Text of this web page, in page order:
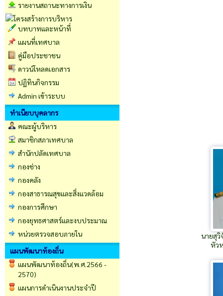
รายงานสถานะทางการเงิน
บทบาทและหน้าที่
แผนที่เทศบาล
คู่มือประชาชน
ดาวน์โหลดเอกสาร
ปฏิทินกิจกรรม
Admin เข้าระบบ
ทำเนียบบุคลากร
คณะผู้บริหาร
สมาชิกสภาเทศบาล
สำนักปลัดเทศบาล
กองช่าง
กองคลัง
กองสาธารณสุขและสิ่งแวดล้อม
กองการศึกษา
กองยุทธศาสตร์และงบประมาณ
หน่วยตรวจสอบภายใน
แผนพัฒนาท้องถิ่น
แผนพัฒนาท้องถิ่น(พ.ศ.2566 -
2570)
แผนการดำเนินงานประจำปี
นายสุ
หัว